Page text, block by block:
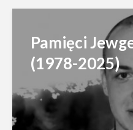
Pamięci
(1978-2025)